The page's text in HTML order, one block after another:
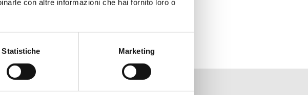
con altre informazioni che hai fornito loro o
Statistiche Marketing